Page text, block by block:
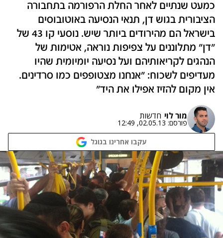
כמעט שנתיים לאחר החלת הרפורמה בתחבורה
הציבורית בגוש דן, תנאי הנסיעה באוטובוסים
בישראל הם מהירודים ביותר שיש. נוסעי קו 43 של
"דן" מתלוננים על צפיפות נוראה, אטימות של
הנהגים לקריאותיהם ועל נסיעה יומיומית שהיו
מעדיפים לשכוח: "אנחנו מצטופפים כמו סרדינים.
אין מקום להזיז אפילו את היד"
מור לוי חדשות
פורסם: 02.05.13, 12:49
עקבו אחרינו בגוגל